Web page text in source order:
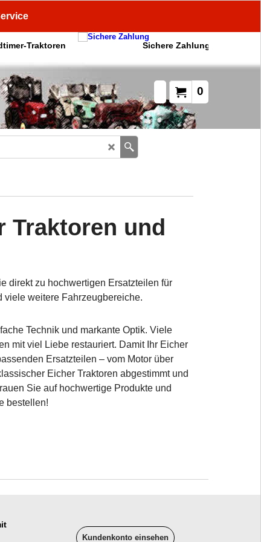
Traktoren Sichere Zahlung
0
Traktoren und
direkt zu hochwertigen Ersatzteilen für
viele weitere Fahrzeugbereiche.
Technik und markante Optik. Viele
mit viel Liebe restauriert. Damit Ihr Eicher
Ersatzteilen – vom Motor über
Eicher Traktoren abgestimmt und
Sie auf hochwertige Produkte und
bestellen!
Kundenkonto einsehen